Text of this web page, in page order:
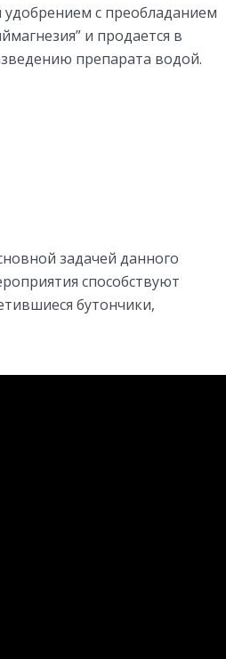
с преобладанием
и продается в
препарата водой.
задачей данного
способствуют
бутончики,